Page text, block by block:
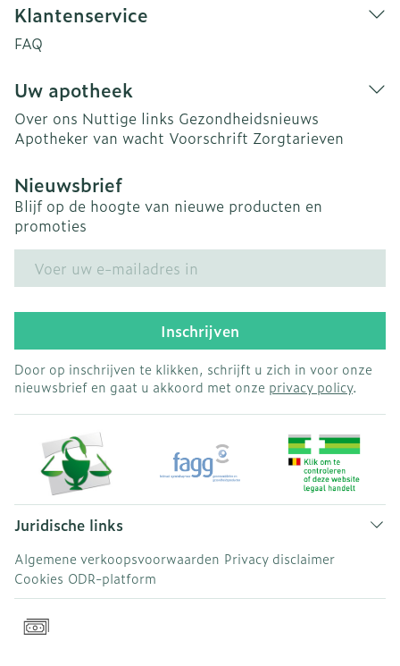
Klantenservice
FAQ
Uw apotheek
Over ons Nuttige links Gezondheidsnieuws
Apotheker van wacht Voorschrift Zorgtarieven
Nieuwsbrief
Blijf op de hoogte van nieuwe producten en
promoties
Inschrijven
Door op inschrijven te klikken, schrijft u zich in voor onze
nieuwsbrief en gaat u akkoord met onze privacy policy.
Juridische links
Algemene verkoopsvoorwaarden Privacy disclaimer
Cookies ODR-platform